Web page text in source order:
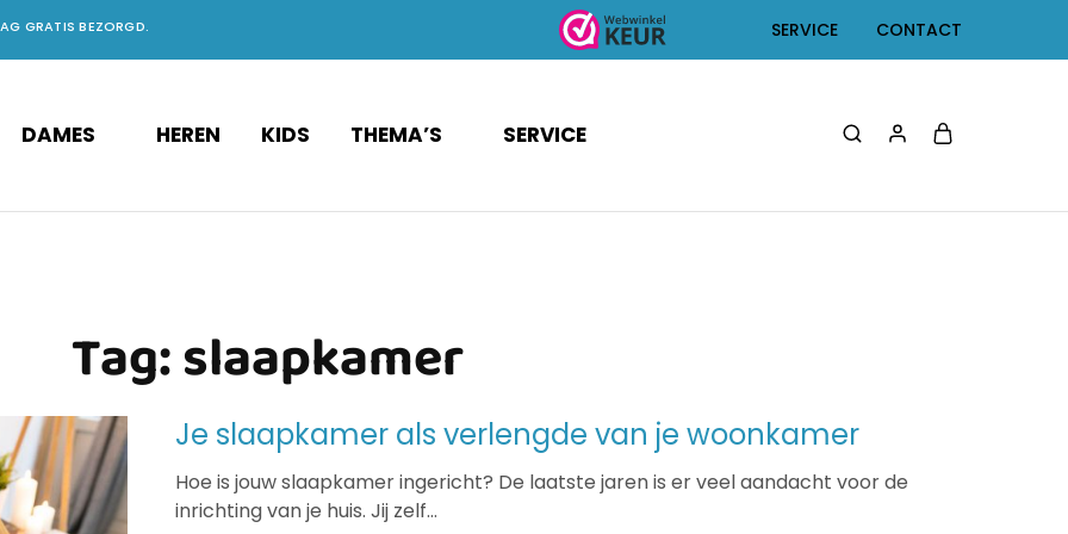
GRATIS BEZORGD. SERVICE CONTACT
DAMES HEREN KIDS THEMA’S SERVICE
Tag:slaapkamer
Je slaapkamer als verlengde van je woonkamer
Hoe is jouw slaapkamer ingericht? De laatste jaren is er veel aandacht voor de
inrichting van je huis. Jij zelf…